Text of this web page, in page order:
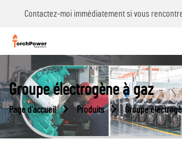
Contactez-moi immédiatement si vous
Groupe électrogène à gaz
Page d'accueil Produits Groupe